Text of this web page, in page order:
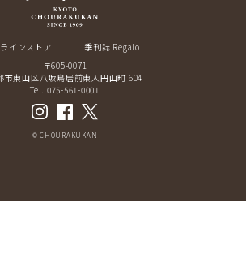
インストア
季刊誌 Regalo
〒605-0071
市東山区八坂鳥居前東入円山町 604
Tel. 075-561-0001
© CHOURAKUKAN